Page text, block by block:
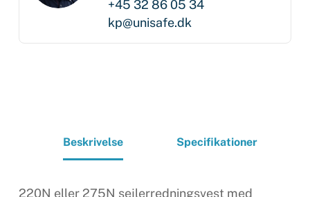
+45 32 86 05 34
kp@unisafe.dk
Beskrivelse Specifikationer
220N eller 275N sejlerredningsvest med